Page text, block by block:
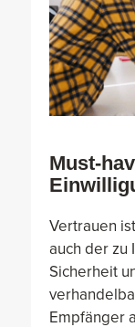
Must-
Vertrauen
auch der zu
Sicherheit
Empfänger